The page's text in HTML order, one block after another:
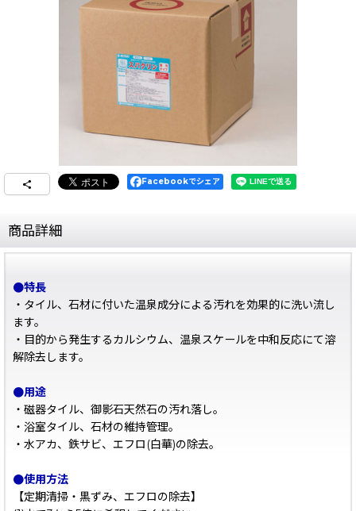
Facebookでシェア
商品詳細
●特長
・タイル、石材に付いた温泉成分による汚れを効果的に洗い流し
ます。
・目的から発生するカルシウム、温泉スケールを中和反応にて溶
解除去します。
●用途
・磁器タイル、御影石天然石の汚れ落し。
・浴室タイル、石材の維持管理。
・水アカ、鉄サビ、エフロ(白華)の除去。
●使用方法
【定期清掃・黒ずみ、エフロの除去】